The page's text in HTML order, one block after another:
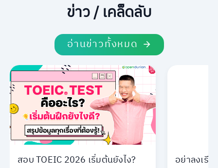
ข่าว / เคล็ดลับ
อ่านข่าวทั้งหมด
สอบ TOEIC 2026 เริ่มต้นยังไง?
อย่าลงเรีย